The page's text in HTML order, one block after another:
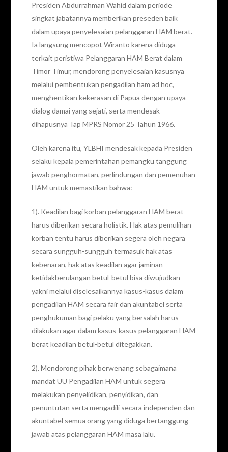
Presiden Abdurrahman Wahid dalam periode
singkat jabatannya memberikan preseden baik
dalam upaya penyelesaian pelanggaran HAM berat.
Ia langsung mencopot Wiranto karena diduga
terkait peristiwa Pelanggaran HAM Berat dalam
Timor Timur, mendorong penyelesaian kasusnya
melalui pembentukan pengadilan ham ad hoc,
menghentikan kekerasan di Papua dengan upaya
dialog damai yang sejati, serta mendesak
dihapusnya Tap MPRS Nomor 25 Tahun 1966.
Oleh karena itu, YLBHI mendesak kepada Presiden
selaku kepala pemerintahan pemangku tanggung
jawab penghormatan, perlindungan dan pemenuhan
HAM untuk memastikan bahwa:
1). Keadilan bagi korban pelanggaran HAM berat
harus diberikan secara holistik. Hak atas pemulihan
korban tentu harus diberikan segera oleh negara
secara sungguh-sungguh termasuk hak atas
kebenaran, hak atas keadilan agar jaminan
ketidakberulangan betul-betul bisa diwujudkan
yakni melalui diselesaikannya kasus-kasus dalam
pengadilan HAM secara fair dan akuntabel serta
penghukuman bagi pelaku yang bersalah harus
dilakukan agar dalam kasus-kasus pelanggaran HAM
berat keadilan betul-betul ditegakkan.
2). Mendorong pihak berwenang sebagaimana
mandat UU Pengadilan HAM untuk segera
melakukan penyelidikan, penyidikan, dan
penuntutan serta mengadili secara independen dan
akuntabel semua orang yang diduga bertanggung
jawab atas pelanggaran HAM masa lalu.